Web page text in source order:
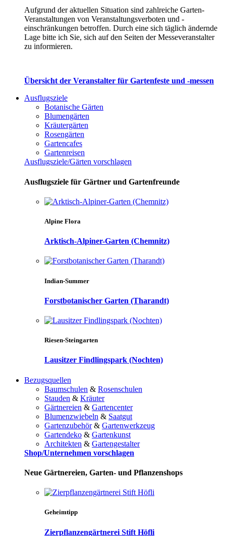
Aufgrund der aktuellen Situation sind zahlreiche Garten-
Veranstaltungen von Veranstaltungsverboten und -
einschränkungen betroffen. Durch eine sich täglich ändernde
Lage bitte ich Sie, sich auf den Seiten der Messeveranstalter
zu informieren.
Übersicht der Veranstalter für Gartenfeste und -messen
Ausflugsziele
Botanische Gärten
Blumengärten
Kräutergärten
Rosengärten
Gartencafes
Gartenreisen
Ausflugsziele/Gärten vorschlagen
Ausflugsziele für Gärtner und Gartenfreunde
Alpine Flora
Arktisch-Alpiner-Garten (Chemnitz)
Indian-Summer
Forstbotanischer Garten (Tharandt)
Riesen-Steingarten
Lausitzer Findlingspark (Nochten)
Bezugsquellen
Baumschulen & Rosenschulen
Stauden & Kräuter
Gärtnereien & Gartencenter
Blumenzwiebeln & Saatgut
Gartenzubehör& Gartenwerkzeug
Gartendeko & Gartenkunst
Architekten & Gartengestalter
Shop/Unternehmen vorschlagen
Neue Gärtnereien, Garten- und Pflanzenshops
Geheimtipp
Zierpflanzengärtnerei Stift Höfli